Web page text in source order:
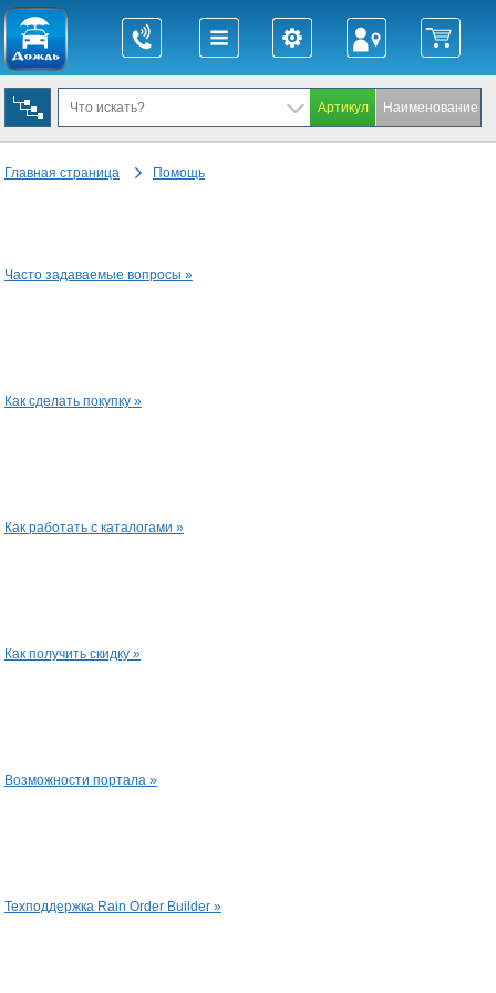
Главная страница Помощь
Часто задаваемые вопросы »
Как сделать покупку »
Как работать с каталогами »
Как получить скидку »
Возможности портала »
Техподдержка Rain Order Builder »